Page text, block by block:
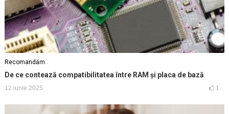
Recomandăm
De ce contează compatibilitatea între RAM și placa de bază
12 iunie 2025 1